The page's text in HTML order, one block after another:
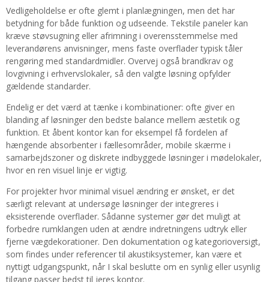
Vedligeholdelse er ofte glemt i planlægningen, men det har
betydning for både funktion og udseende. Tekstile paneler kan
kræve støvsugning eller afrimning i overensstemmelse med
leverandørens anvisninger, mens faste overflader typisk tåler
rengøring med standardmidler. Overvej også brandkrav og
lovgivning i erhvervslokaler, så den valgte løsning opfylder
gældende standarder.
Endelig er det værd at tænke i kombinationer: ofte giver en
blanding af løsninger den bedste balance mellem æstetik og
funktion. Et åbent kontor kan for eksempel få fordelen af
hængende absorbenter i fællesområder, mobile skærme i
samarbejdszoner og diskrete indbyggede løsninger i mødelokaler,
hvor en ren visuel linje er vigtig.
For projekter hvor minimal visuel ændring er ønsket, er det
særligt relevant at undersøge løsninger der integreres i
eksisterende overflader. Sådanne systemer gør det muligt at
forbedre rumklangen uden at ændre indretningens udtryk eller
fjerne vægdekorationer. Den dokumentation og kategorioversigt,
som findes under referencer til akustiksystemer, kan være et
nyttigt udgangspunkt, når I skal beslutte om en synlig eller usynlig
tilgang passer bedst til jeres kontor.